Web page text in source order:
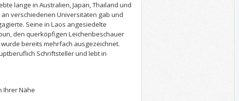
lange in Australien, Japan, Thailand und
verschiedenen Universitäten gab und
Seine in Laos angesiedelte
den querköpfigen Leichenbeschauer
bereits mehrfach ausgezeichnet.
Schriftsteller und lebt in
Ihrer Nähe